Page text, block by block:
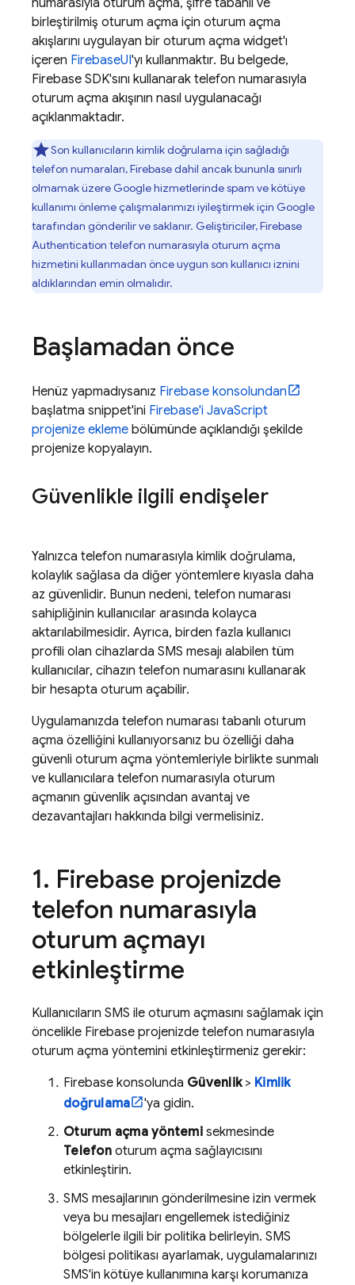
numarasıyla oturum açma, şifre tabanlı ve
birleştirilmiş oturum açma için oturum açma
akışlarını uygulayan bir oturum açma widget'ı
içeren FirebaseUI'yı kullanmaktır. Bu belgede,
Firebase SDK'sını kullanarak telefon numarasıyla
oturum açma akışının nasıl uygulanacağı
açıklanmaktadır.
Son kullanıcıların kimlik doğrulama için sağladığı
telefon numaraları, Firebase dahil ancak bununla sınırlı
olmamak üzere Google hizmetlerinde spam ve kötüye
kullanımı önleme çalışmalarımızı iyileştirmek için Google
tarafından gönderilir ve saklanır. Geliştiriciler,Firebase
Authentication telefon numarasıyla oturum açma
hizmetini kullanmadan önce uygun son kullanıcı iznini
aldıklarından emin olmalıdır.
Başlamadan önce
Henüz yapmadıysanız Firebase konsolundan
başlatma snippet'ini Firebase'i JavaScript
projenize ekleme bölümünde açıklandığı şekilde
projenize kopyalayın.
Güvenlikle ilgili endişeler
Yalnızca telefon numarasıyla kimlik doğrulama,
kolaylık sağlasa da diğer yöntemlere kıyasla daha
az güvenlidir. Bunun nedeni, telefon numarası
sahipliğinin kullanıcılar arasında kolayca
aktarılabilmesidir. Ayrıca, birden fazla kullanıcı
profili olan cihazlarda SMS mesajı alabilen tüm
kullanıcılar, cihazın telefon numarasını kullanarak
bir hesapta oturum açabilir.
Uygulamanızda telefon numarası tabanlı oturum
açma özelliğini kullanıyorsanız bu özelliği daha
güvenli oturum açma yöntemleriyle birlikte sunmalı
ve kullanıcılara telefon numarasıyla oturum
açmanın güvenlik açısından avantaj ve
dezavantajları hakkında bilgi vermelisiniz.
Firebase projenizde
telefon numarasıyla
oturum açmayı
etkinleştirme
Kullanıcıların SMS ile oturum açmasını sağlamak için
öncelikle Firebase projenizde telefon numarasıyla
oturum açma yöntemini etkinleştirmeniz gerekir:
Firebase konsolunda Güvenlik> Kimlik
doğrulama
'ya gidin.
Oturum açma yöntemisekmesinde
Telefonoturum açma sağlayıcısını
etkinleştirin.
SMS mesajlarının gönderilmesine izin vermek
veya bu mesajları engellemek istediğiniz
bölgelerle ilgili bir politika belirleyin. SMS
bölgesi politikası ayarlamak, uygulamalarınızı
SMS'in kötüye kullanımına karşı korumanıza